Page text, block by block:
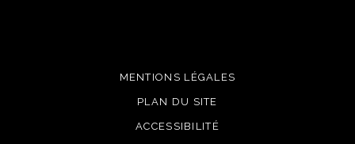
MENTIONS LÉGALES
PLAN DU SITE
ACCESSIBILITÉ